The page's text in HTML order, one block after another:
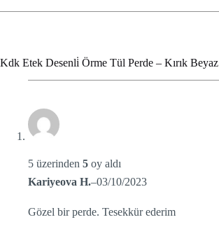
Kdk Etek Desenli̇ Örme Tül Perde – Kırık Beyaz
5 üzerinden 5 oy aldı
Kariyeova H.–03/10/2023
Gözel bir perde. Tesekkür ederim